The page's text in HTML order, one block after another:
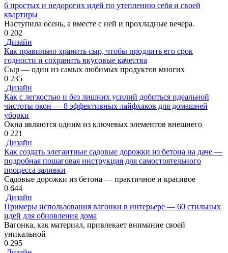
6 простых и недорогих идей по утеплению себя и своей
квартиры
Наступила осень, а вместе с ней и прохладные вечера.
0 202
Дизайн
Как правильно хранить сыр, чтобы продлить его срок
годности и сохранить вкусовые качества
Сыр — один из самых любимых продуктов многих
0 235
Дизайн
Как с легкостью и без лишних усилий добиться идеальной
чистоты окон — 8 эффективных лайфхаков для домашней
уборки
Окна являются одним из ключевых элементов внешнего
0 221
Дизайн
Как создать элегантные садовые дорожки из бетона на даче —
подробная пошаговая инструкция для самостоятельного
процесса заливки
Садовые дорожки из бетона — практичное и красивое
0 644
Дизайн
Примеры использования вагонки в интерьере — 60 стильных
идей для обновления дома
Вагонка, как материал, привлекает внимание своей
уникальной
0 295